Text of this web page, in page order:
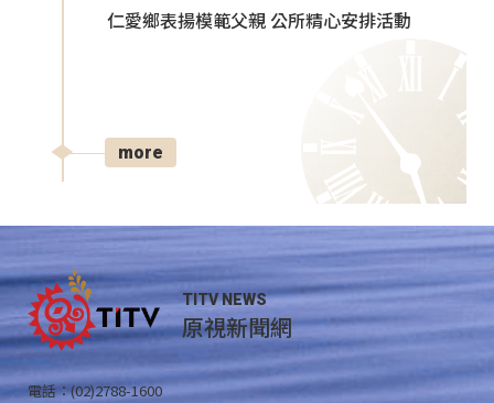
仁愛鄉表揚模範父親 公所精心安排活動
more
TITV NEWS
原視新聞網
電話：(02)2788-1600